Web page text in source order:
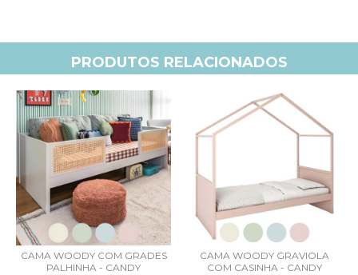
PRODUTOS RELACIONADOS
CAMA WOODY COM GRADES
PALHINHA - CANDY
CAMA WOODY GRAVIOLA
COM CASINHA - CANDY